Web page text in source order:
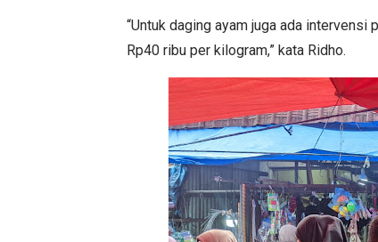
“Untuk daging ayam juga ada
Rp40 ribu per kilogram,” kata Ridho.